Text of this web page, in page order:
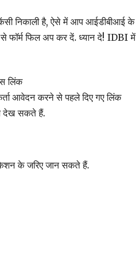
निकाली है, ऐसे में आप आईडीबीआई के
फॉर्म फिल अप कर दें. ध्यान दे! IDBI में
लिंक
आवेदन करने से पहले दिए गए लिंक
देख सकते हैं.
के जरिए जान सकते हैं.